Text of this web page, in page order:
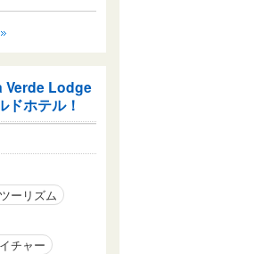
Verde Lodge
ホテル！
ーリズム
チャー